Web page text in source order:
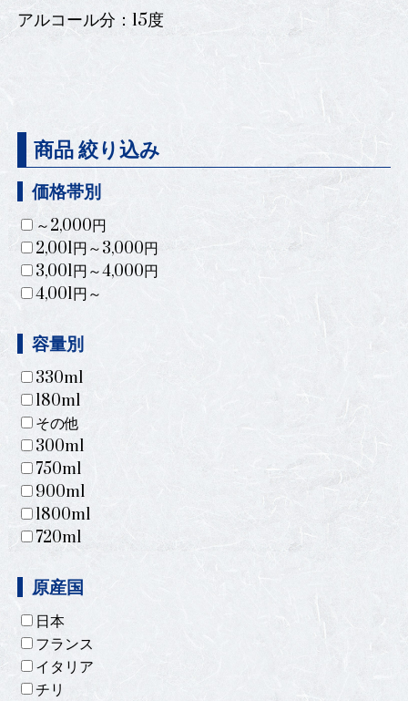
アルコール分：15度
商品 絞り込み
価格帯別
～2,000円
2,001円～3,000円
3,001円～4,000円
4,001円～
容量別
330ml
180ml
その他
300ml
750ml
900ml
1800ml
720ml
原産国
日本
フランス
イタリア
チリ